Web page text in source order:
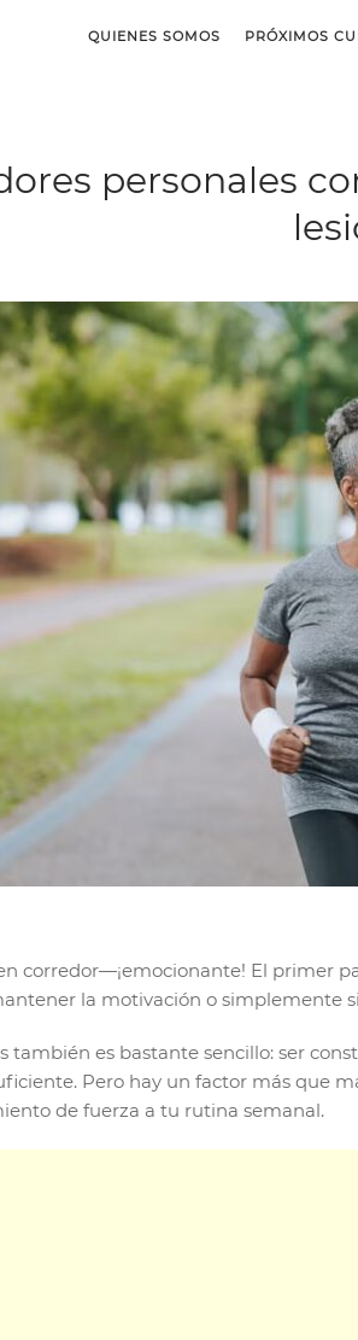
QUIENES SOMOS PRÓXIMOS
personales
corredor—¡emocionante! El primer
la motivación o simplemente
también es bastante sencillo: ser
Pero hay un factor más que
de fuerza a tu rutina semanal.